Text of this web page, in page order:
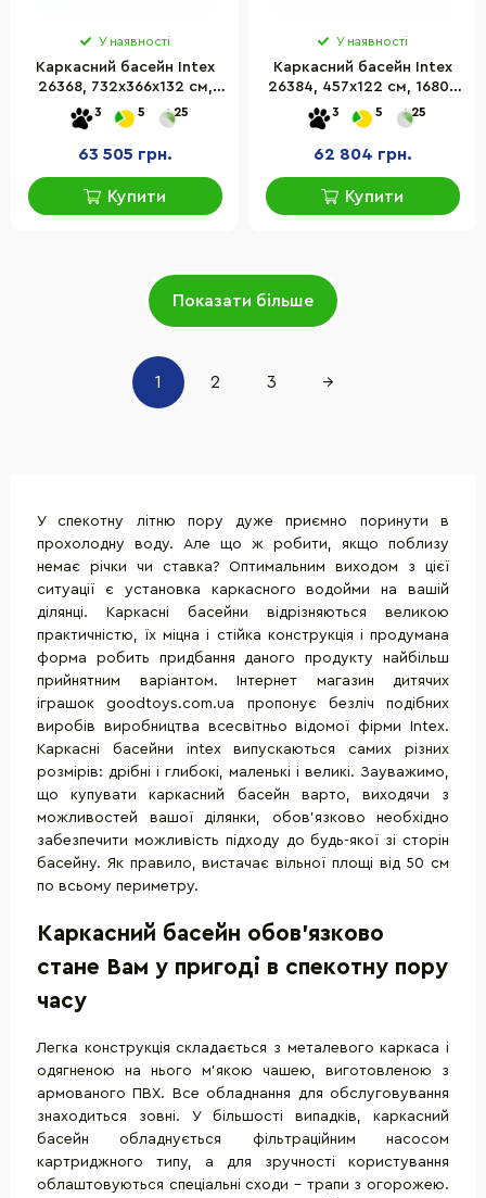
У наявності
Каркасний басейн Intex
26368, 732х366х132 см,
31805 л
3 5 25
63 505 грн.
Купити
У наявності
Каркасний басейн Intex
26384, 457х122 см, 16805
л
3 5 25
62 804 грн.
Купити
Показати більше
1 2 3 →
У спекотну літню пору дуже приємно поринути в
прохолодну воду. Але що ж робити, якщо поблизу
немає річки чи ставка? Оптимальним виходом з цієї
ситуації є установка каркасного водойми на вашій
ділянці. Каркасні басейни відрізняються великою
практичністю, їх міцна і стійка конструкція і продумана
форма робить придбання даного продукту найбільш
прийнятним варіантом. Інтернет магазин дитячих
іграшок goodtoys.com.ua пропонує безліч подібних
виробів виробництва всесвітньо відомої фірми Intex.
Каркасні басейни intex випускаються самих різних
розмірів: дрібні і глибокі, маленькі і великі. Зауважимо,
що купувати каркасний басейн варто, виходячи з
можливостей вашої ділянки, обов'язково необхідно
забезпечити можливість підходу до будь-якої зі сторін
басейну. Як правило, вистачає вільної площі від 50 см
по всьому периметру.
Каркасний басейн обов'язково
стане Вам у пригоді в спекотну пору
часу
Легка конструкція складається з металевого каркаса і
одягненою на нього м'якою чашею, виготовленою з
армованого ПВХ. Все обладнання для обслуговування
знаходиться зовні. У більшості випадків, каркасний
басейн обладнується фільтраційним насосом
картриджного типу, а для зручності користування
облаштовуються спеціальні сходи - трапи з огорожею.